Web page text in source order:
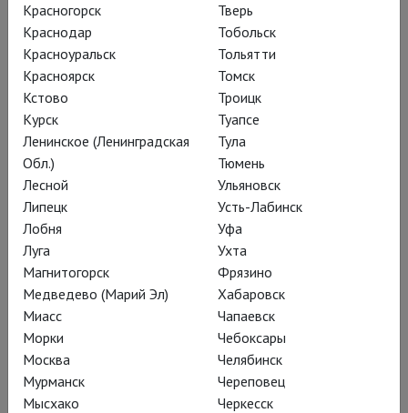
остроумный, принципиальный;
вероятно, скоро получит
профессорскую ставку – абсолютно
по заслугам. Кэрол – студентка,
завалившая сессию; и, судя по
полуграмотной цитате из курсовой,
было бы странно поставить ей что-то
выше двойки. Однако Джон
соглашается на аудиенцию – и
честно отвечает на все, и наивные, и
отчаянные вопросы студентки.
И пусть Кэрол не знает
многих простых
«учёных» слов – что уж
Красногорск
Краснодар
Красноуральск
Красноярск
Кстово
Курск
Ленинское (Ленинградская
Обл.)
Лесной
Липецк
Лобня
Луга
Магнитогорск
Медведево (Марий Эл)
Миасс
Морки
Москва
Мурманск
Мысхако
Тверь
Тобольск
Тольятти
Томск
Троицк
Туапсе
Тула
Тюмень
Ульяновск
Усть-Лабинск
Уфа
Ухта
Фрязино
Хабаровск
Чапаевск
Чебоксары
Челябинск
Череповец
Черкесск